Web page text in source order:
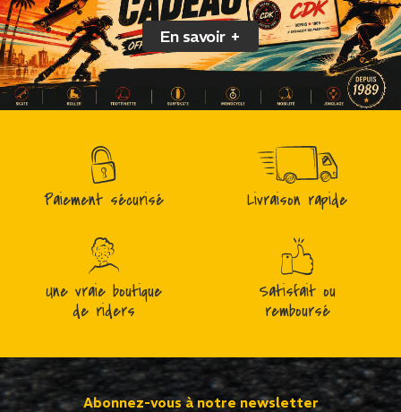
En savoir +
Paiement sécurisé Livraison rapide
Une vraie boutique
de riders
Satisfait ou
remboursé
Abonnez-vous à notre newsletter